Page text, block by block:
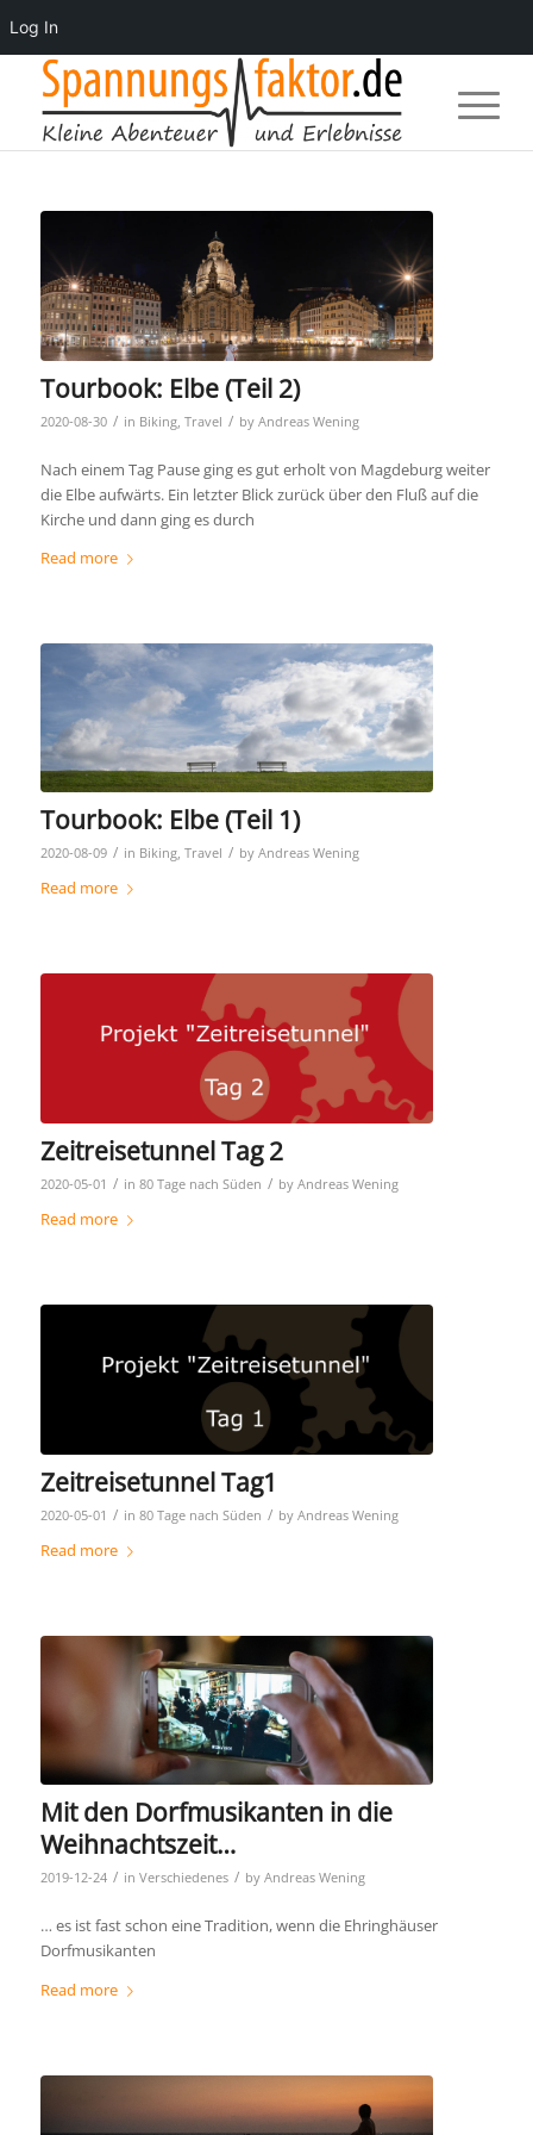
Log In
Tourbook: Elbe (Teil 2)
2020-08-30 / in Biking, Travel / by Andreas Wening
Nach einem Tag Pause ging es gut erholt von Magdeburg weiter
die Elbe aufwärts. Ein letzter Blick zurück über den Fluß auf die
Kirche und dann ging es durch
Read more
Tourbook: Elbe (Teil 1)
2020-08-09 / in Biking, Travel / by Andreas Wening
Read more
Zeitreisetunnel Tag 2
2020-05-01 / in 80 Tage nach Süden / by Andreas Wening
Read more
Zeitreisetunnel Tag1
2020-05-01 / in 80 Tage nach Süden / by Andreas Wening
Read more
Mit den Dorfmusikanten in die
Weihnachtszeit…
2019-12-24 / in Verschiedenes / by Andreas Wening
… es ist fast schon eine Tradition, wenn die Ehringhäuser
Dorfmusikanten
Read more